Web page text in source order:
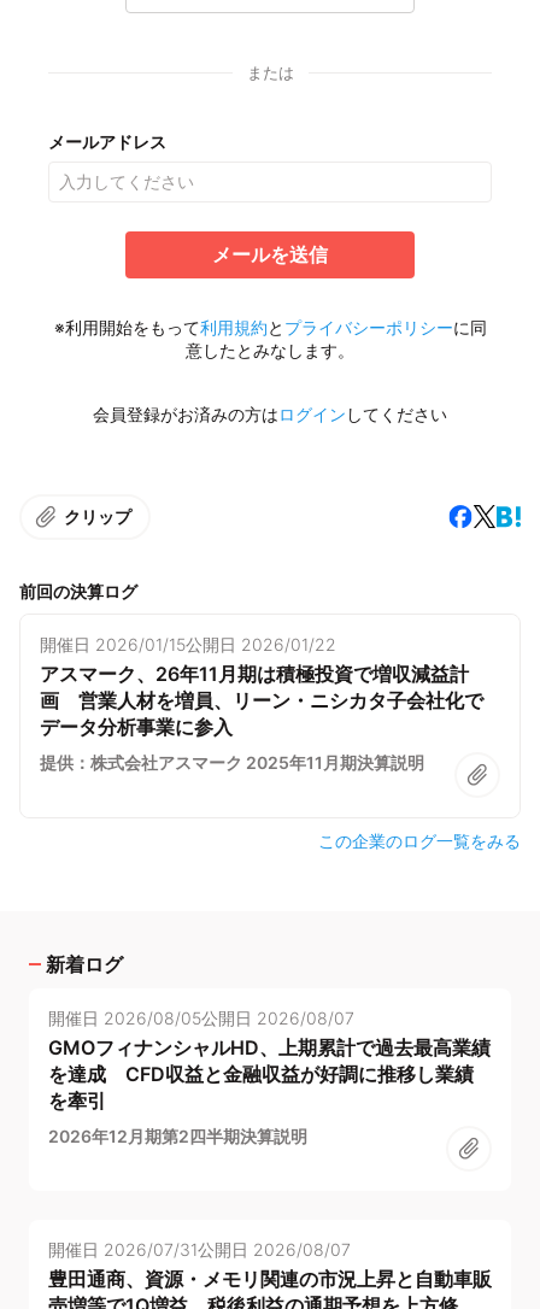
または
メールアドレス
メールを送信
※利用開始をもって利用規約と プライバシーポリシーに同
意したとみなします。
会員登録がお済みの方はログイン してください
クリップ
前回の決算ログ
開催日 2026/01/15公開日 2026/01/22
アスマーク、26年11月期は積極投資で増収減益計
画 営業人材を増員、リーン・ニシカタ子会社化で
データ分析事業に参入
提供：株式会社アスマーク 2025年11月期決算説明
この企業のログ一覧をみる
新着ログ
開催日 2026/08/05公開日 2026/08/07
GMOフィナンシャルHD、上期累計で過去最高業績
を達成 CFD収益と金融収益が好調に推移し業績
を牽引
2026年12月期第2四半期決算説明
開催日 2026/07/31公開日 2026/08/07
豊田通商、資源・メモリ関連の市況上昇と自動車販